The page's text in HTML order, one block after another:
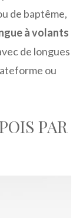
de baptême,
à volants
de longues
ou
PAR